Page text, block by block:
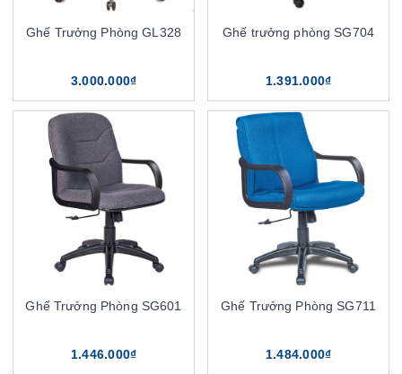
Ghế Trưởng Phòng GL328
3.000.000₫
Ghế trưởng phòng SG704
1.391.000₫
Ghế Trưởng Phòng SG601
1.446.000₫
Ghế Trưởng Phòng SG711
1.484.000₫